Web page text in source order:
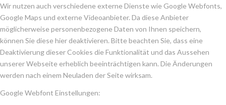
Wir nutzen auch verschiedene externe Dienste wie Google Webfonts,
Google Maps und externe Videoanbieter. Da diese Anbieter
möglicherweise personenbezogene Daten von Ihnen speichern,
können Sie diese hier deaktivieren. Bitte beachten Sie, dass eine
Deaktivierung dieser Cookies die Funktionalität und das Aussehen
unserer Webseite erheblich beeinträchtigen kann. Die Änderungen
werden nach einem Neuladen der Seite wirksam.
Google Webfont Einstellungen: